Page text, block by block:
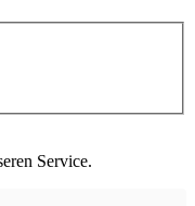
Service.